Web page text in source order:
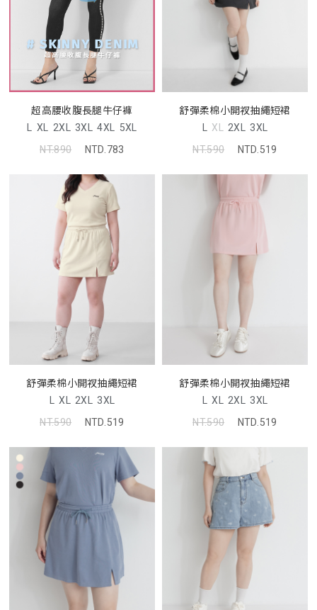
超高腰收腹長腿牛仔褲
L XL 2XL 3XL 4XL 5XL
NT.890
NTD.783
舒彈柔棉小開衩抽繩短裙
L XL 2XL 3XL
NT.590
NTD.519
舒彈柔棉小開衩抽繩短裙
L XL 2XL 3XL
NT.590
NTD.519
舒彈柔棉小開衩抽繩短裙
L XL 2XL 3XL
NT.590
NTD.519